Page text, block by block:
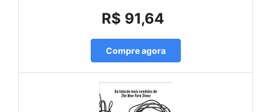
R$ 91,64
Compre agora